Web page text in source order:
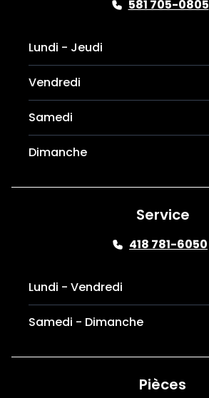
581 705-0805
Lundi - Jeudi
Vendredi
Samedi
Dimanche
Service
418 781-6050
Lundi - Vendredi
Samedi - Dimanche
Pièces